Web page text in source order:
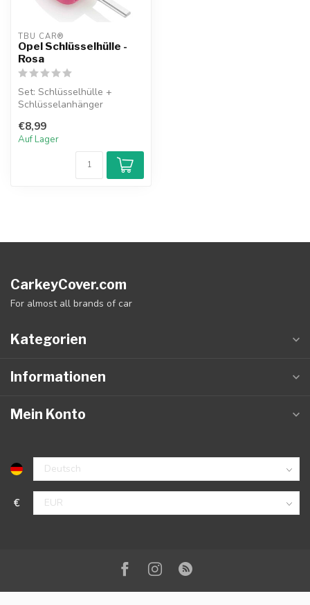
TBU CAR®
Opel Schlüsselhülle -
Rosa
Set: Schlüsselhülle +
Schlüsselanhänger
€8,99
Auf Lager
CarkeyCover.com
For almost all brands of car
Kategorien
Informationen
Mein Konto
€